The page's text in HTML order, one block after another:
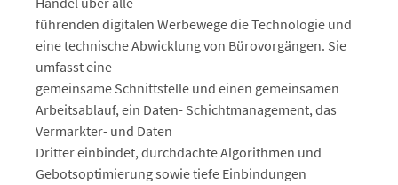
führenden digitalen Werbewege die Technologie und
eine technische Abwicklung von Bürovorgängen. Sie
umfasst eine
gemeinsame Schnittstelle und einen gemeinsamen
Arbeitsablauf, ein Daten- Schichtmanagement, das
Vermarkter- und Daten
Dritter einbindet, durchdachte Algorithmen und
Gebotsoptimierung sowie tiefe Einbindungen